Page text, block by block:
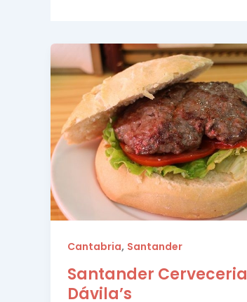
Cantabria, Santander
Santander Cerveceria
Dávila’s